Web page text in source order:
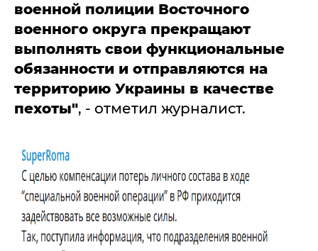
военной полиции Восточного
военного округа прекращают
выполнять свои функциональные
обязанности и отправляются на
территорию Украины в качестве
пехоты", - отметил журналист.